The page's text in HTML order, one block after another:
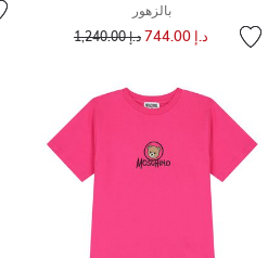
بالزهور
د.إ 744.00 سعر مخفض مند.إ 1,240.00